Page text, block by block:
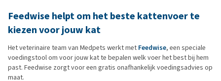
Feedwise helpt om het beste kattenvoer te
kiezen voor jouw kat
Het veterinaire team van Medpets werkt met Feedwise, een speciale
voedingstool om voor jouw kat te bepalen welk voer het best bij hem
past. Feedwise zorgt voor een gratis onafhankelijk voedingsadvies op
maat.